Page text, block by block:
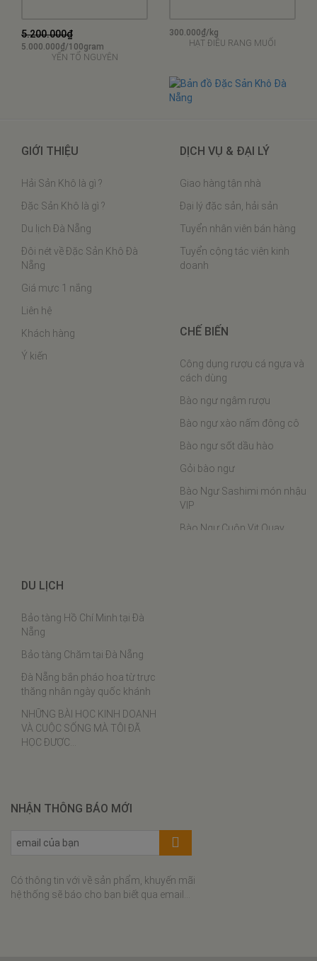
5.200.000₫
5.000.000₫/100gram
YẾN TỔ NGUYÊN
300.000₫/kg
HẠT ĐIỀU RANG MUỐI
GIỚI THIỆU
Hải Sản Khô là gì ?
Đặc Sản Khô là gì ?
Du lịch Đà Nẵng
Đôi nét về Đặc Sản Khô Đà
Nẵng
Giá mực 1 nắng
Liên hệ
Khách hàng
Ý kiến
DỊCH VỤ & ĐẠI LÝ
Giao hàng tận nhà
Đại lý đặc sản, hải sản
Tuyển nhân viên bán hàng
Tuyển cộng tác viên kinh
doanh
CHẾ BIẾN
Công dụng rượu cá ngựa và
cách dùng
Bào ngư ngâm rượu
Bào ngư xào nấm đông cô
Bào ngư sốt dầu hào
Gỏi bào ngư
Bào Ngư Sashimi món nhậu
VIP
Bào Ngư Cuộn Vịt Quay
Gà rim hạt điều tôm khô
DU LỊCH
Bảo tàng Hồ Chí Minh tại Đà
Nẵng
Bảo tàng Chăm tại Đà Nẵng
Đà Nẵng bắn pháo hoa từ trực
thăng nhân ngày quốc khánh
NHỮNG BÀI HỌC KINH DOANH
VÀ CUỘC SỐNG MÀ TÔI ĐÃ
HỌC ĐƯỢC…
NHẬN THÔNG BÁO MỚI
Có thông tin với về sản phẩm, khuyến mãi
hệ thống sẽ báo cho bạn biết qua email...